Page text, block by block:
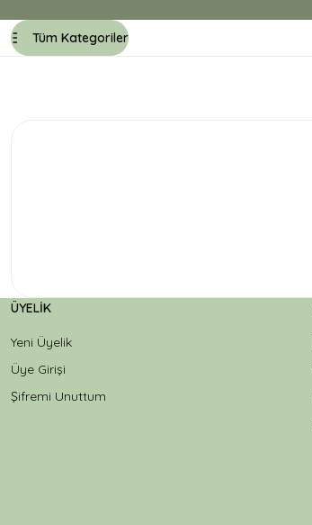
Tüm Kategoriler
ÜYELIK
Yeni Üyelik
Üye Girişi
Şifremi Unuttum